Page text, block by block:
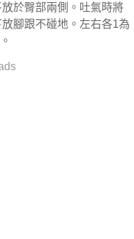
於臀部兩側。吐氣時將
腳跟不碰地。左右各1為